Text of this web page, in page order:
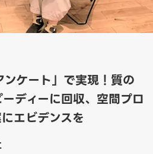
ケート」で実現！質の
ディーに回収、空間プロ
エビデンスを